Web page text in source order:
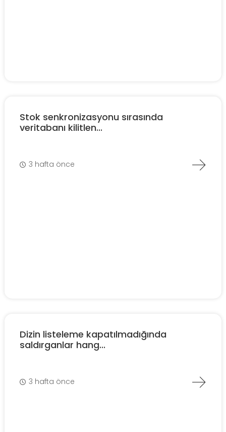
Stok senkronizasyonu sırasında
veritabanı kilitlen...
3 hafta önce
Dizin listeleme kapatılmadığında
saldırganlar hang...
3 hafta önce